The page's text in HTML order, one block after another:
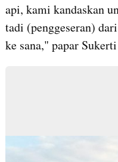
api, kami kandaskan
tadi (penggeseran)
ke sana," papar